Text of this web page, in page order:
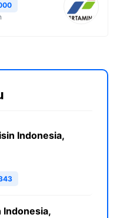
Indonesia,
Indonesia,